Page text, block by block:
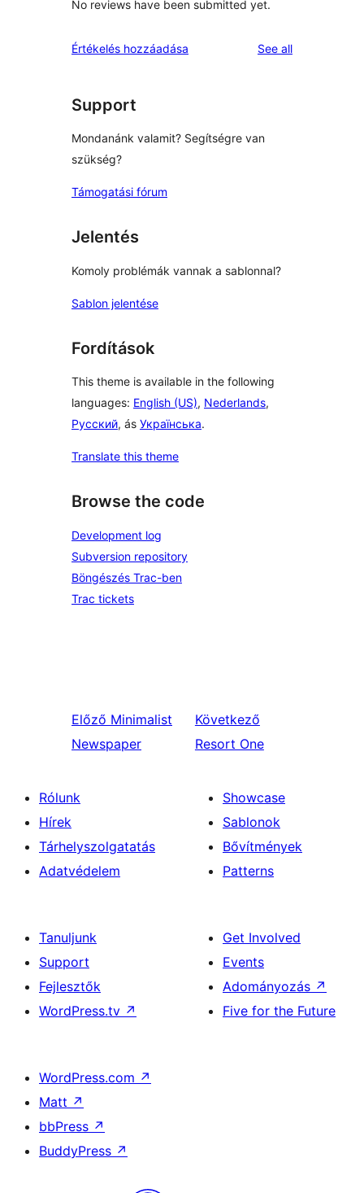
No reviews have been submitted yet.
Értékelés hozzáadása See allreviews
Support
Mondanánk valamit? Segítségre van
szükség?
Támogatási fórum
Jelentés
Komoly problémák vannak a sablonnal?
Sablon jelentése
Fordítások
This theme is available in the following
languages: English (US), Nederlands,
Русский, ás Українська.
Translate this theme
Browse the code
Development log
Subversion repository
Böngészés Trac-ben
Trac tickets
Előző Minimalist
Newspaper
Következő
Resort One
Rólunk
Hírek
Tárhelyszolgatatás
Adatvédelem
Showcase
Sablonok
Bővítmények
Patterns
Tanuljunk
Support
Fejlesztők
WordPress.tv ↗
Get Involved
Events
Adományozás ↗
Five for the Future
WordPress.com ↗
Matt ↗
bbPress ↗
BuddyPress ↗